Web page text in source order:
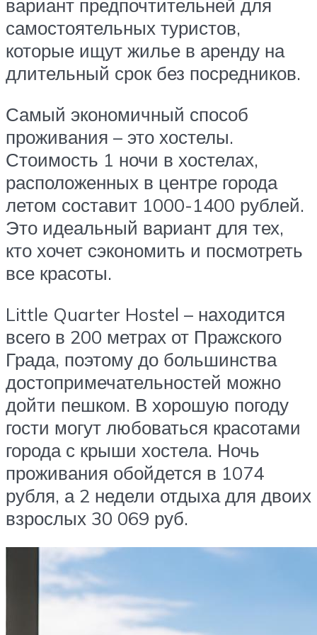
вариант предпочтительней для
самостоятельных туристов,
которые ищут жилье в аренду на
длительный срок без посредников.
Самый экономичный способ
проживания – это хостелы.
Стоимость 1 ночи в хостелах,
расположенных в центре города
летом составит 1000-1400 рублей.
Это идеальный вариант для тех,
кто хочет сэкономить и посмотреть
все красоты.
Little Quarter Hostel – находится
всего в 200 метрах от Пражского
Града, поэтому до большинства
достопримечательностей можно
дойти пешком. В хорошую погоду
гости могут любоваться красотами
города с крыши хостела. Ночь
проживания обойдется в 1074
рубля, а 2 недели отдыха для двоих
взрослых 30 069 руб.